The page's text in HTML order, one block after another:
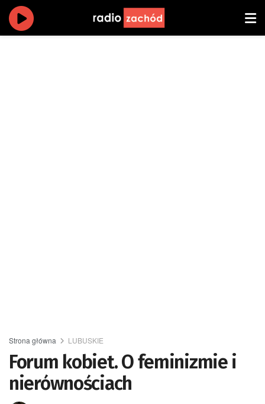
Strona główna LUBUSKIE
Forum kobiet. O feminizmie i
nierównościach